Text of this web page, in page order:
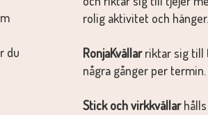
du
rolig aktivitet och hänger.
RonjaKvällarriktar sig till
några gånger per termin.
Stick och virkkvällarhålls